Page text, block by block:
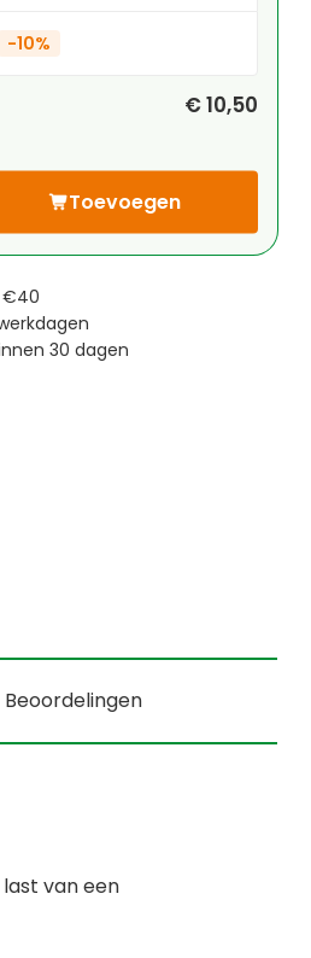
-10%
€ 10,50
Toevoegen
€40
30 dagen
Beoordelingen
van een